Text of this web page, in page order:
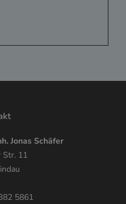
Jonas Schäfer
Str. 11
5861